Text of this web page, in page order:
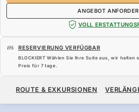
ANGEBOT
VOLL
RESERVIERUNG VERFÜGBAR
BLOCKIERT Wählen Sie Ihre Suite aus, wir
Preis für 7 tage.
14.400 $
ROUTE & EXKURSIONEN